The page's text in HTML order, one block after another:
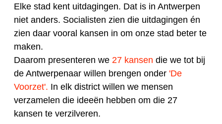
Elke stad kent uitdagingen. Dat is in Antwerpen
niet anders. Socialisten zien die uitdagingen én
zien daar vooral kansen in om onze stad beter te
maken.
Daarom presenteren we 27 kansen die we tot bij
de Antwerpenaar willen brengen onder 'De
Voorzet'. In elk district willen we mensen
verzamelen die ideeën hebben om die 27
kansen te verzilveren.